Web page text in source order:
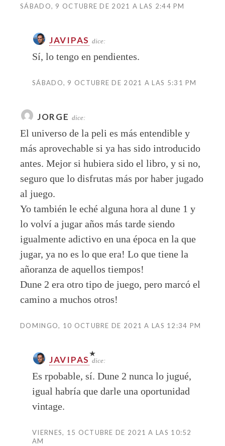
SÁBADO, 9 OCTUBRE DE 2021 A LAS 2:44 PM
JAVIPAS dice:
Sí, lo tengo en pendientes.
SÁBADO, 9 OCTUBRE DE 2021 A LAS 5:31 PM
JORGE dice:
El universo de la peli es más entendible y
más aprovechable si ya has sido introducido
antes. Mejor si hubiera sido el libro, y si no,
seguro que lo disfrutas más por haber jugado
al juego.
Yo también le eché alguna hora al dune 1 y
lo volví a jugar años más tarde siendo
igualmente adictivo en una época en la que
jugar, ya no es lo que era! Lo que tiene la
añoranza de aquellos tiempos!
Dune 2 era otro tipo de juego, pero marcó el
camino a muchos otros!
DOMINGO, 10 OCTUBRE DE 2021 A LAS 12:34 PM
JAVIPAS dice:
Es rpobable, sí. Dune 2 nunca lo jugué,
igual habría que darle una oportunidad
vintage.
VIERNES, 15 OCTUBRE DE 2021 A LAS 10:52
AM